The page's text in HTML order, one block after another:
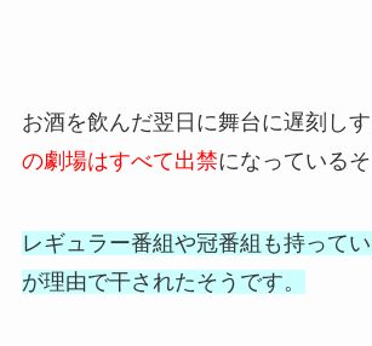
お酒を飲んだ翌日に舞台に遅刻しす
の劇場はすべて出禁になっているそ
レギュラー番組や冠番組も持って
が理由で干されたそうです。